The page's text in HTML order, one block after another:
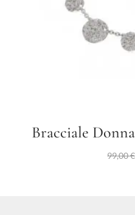
Bracciale
99,00€